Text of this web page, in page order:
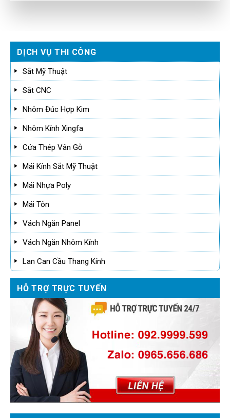
DỊCH VỤ THI CÔNG
Sắt Mỹ Thuật
Sắt CNC
Nhôm Đúc Hợp Kim
Nhôm Kính Xingfa
Cửa Thép Vân Gỗ
Mái Kính Sắt Mỹ Thuật
Mái Nhựa Poly
Mái Tôn
Vách Ngăn Panel
Vách Ngăn Nhôm Kính
Lan Can Cầu Thang Kính
HỖ TRỢ TRỰC TUYẾN